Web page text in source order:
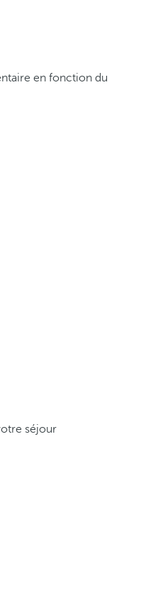
en fonction du
séjour